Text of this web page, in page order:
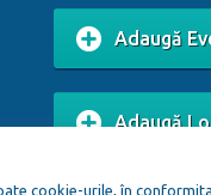
Adaugă
Adaugă
cookie-urile, în